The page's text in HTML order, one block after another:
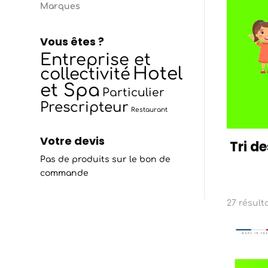
Marques
Vous êtes ?
Entreprise et
collectivité Hotel
et Spa Particulier
Prescripteur Restaurant
Votre devis
Pas de produits sur le bon de
commande
Tri
27